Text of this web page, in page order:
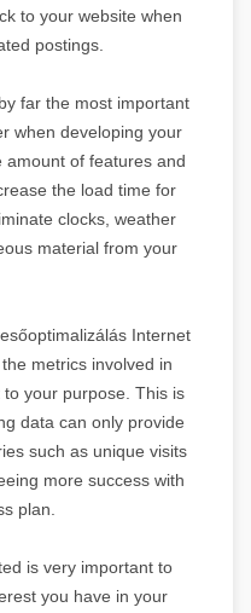
to your website when
postings.
far the most important
when developing your
amount of features and
the load time for
clocks, weather
material from your
Internet
metrics involved in
your purpose. This is
data can only provide
such as unique visits
more success with
plan.
is very important to
you have in your